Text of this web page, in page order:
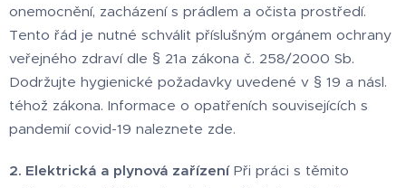
onemocnění, zacházení s prádlem a očista prostředí.
Tento řád je nutné schválit příslušným orgánem ochrany
veřejného zdraví dle § 21a zákona č. 258/2000 Sb.
Dodržujte hygienické požadavky uvedené v § 19 a násl.
téhož zákona. Informace o opatřeních souvisejících s
pandemií covid-19 naleznete zde.
2. Elektrická a plynová zařízeníPři práci s těmito